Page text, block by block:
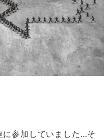
に参加していました…そ